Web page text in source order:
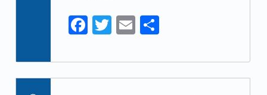
Fa
ce
b
o
T
w
itt
er
E
m
ai
l
S
h
ar
e